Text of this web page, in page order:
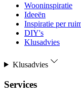
Wooninspiratie
Ideeën
Inspiratie per
DIY's
Klusadvies
Klusadvies
Services